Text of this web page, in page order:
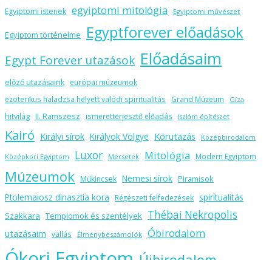
Egyiptomi istenek egyiptomi mitológia Egyiptomi művészet
Egyiptom történelme Egyptforever előadások
Egypt Forever utazások Előadásaim
előző utazásaink
európai múzeumok
ezoterikus haladzsa helyett valódi spiritualitás
Grand Múzeum Gíza
hitvilág II. Ramszesz ismeretterjesztő előadás Iszlám építészet
Kairó Királyi sírok Királyok Völgye Körutazás Középbirodalom
Középkori Egyiptom Luxor Mecsetek Mitológia Modern Egyiptom
Múzeumok Műkincsek Nemesi sírok Piramisok
Ptolemaiosz dinasztia kora
Régészeti felfedezések spiritualitás
Szakkara Templomok és szentélyek Thébai Nekropolis
utazásaim vallás Élménybeszámolók Óbirodalom